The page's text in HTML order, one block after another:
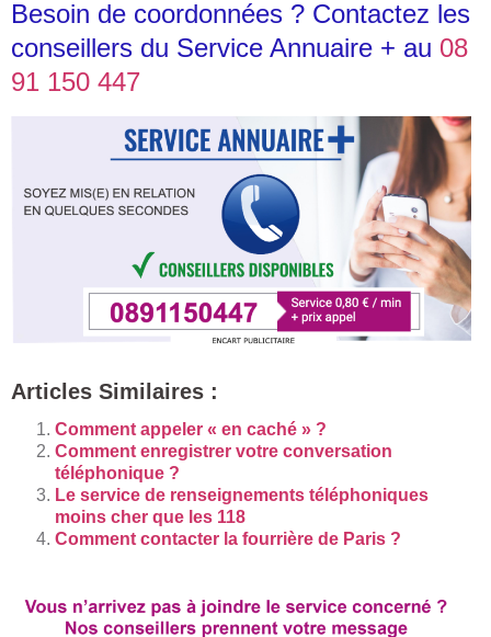
Besoin de coordonnées ? Contactez les
conseillers du Service Annuaire + au 08
91 150 447
Articles Similaires :
Comment appeler « en caché » ?
Comment enregistrer votre conversation
téléphonique ?
Le service de renseignements téléphoniques
moins cher que les 118
Comment contacter la fourrière de Paris ?